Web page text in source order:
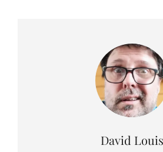
Author:
David Louis